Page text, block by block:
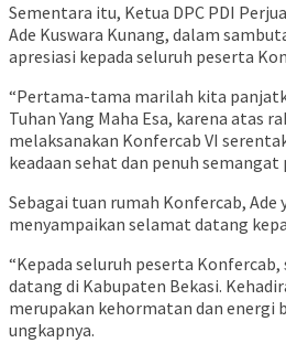
Sementara itu, Ketua DPC PDI
Ade Kuswara Kunang, dalam
apresiasi kepada seluruh peserta
“Pertama-tama marilah kita
Tuhan Yang Maha Esa, karena atas
melaksanakan Konfercab VI
keadaan sehat dan penuh semangat
Sebagai tuan rumah Konfercab, Ade
menyampaikan selamat datang
“Kepada seluruh peserta Konfercab,
datang di Kabupaten Bekasi.
merupakan kehormatan dan energi
ungkapnya.